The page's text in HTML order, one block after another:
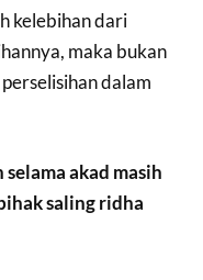
kelebihan dari
maka bukan
dalam
akad masih
saling ridha